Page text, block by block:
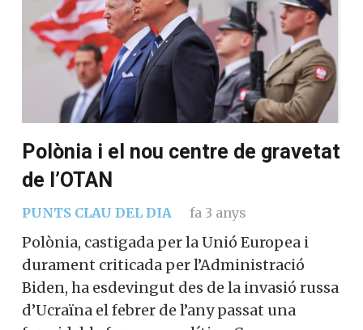
Polònia i el nou centre de gravetat
de l’OTAN
PUNTS CLAU DEL DIA fa 3 anys
Polònia, castigada per la Unió Europea i
durament criticada per l’Administració
Biden, ha esdevingut des de la invasió russa
d’Ucraïna el febrer de l’any passat una